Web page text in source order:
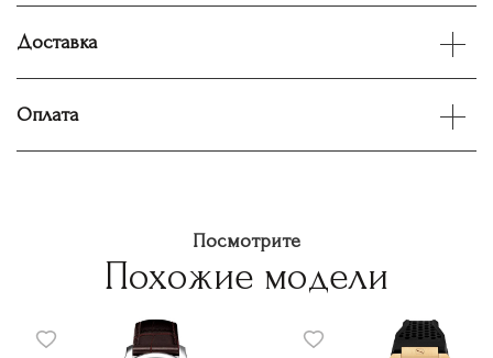
Доставка
Оплата
Посмотрите
Похожие модели